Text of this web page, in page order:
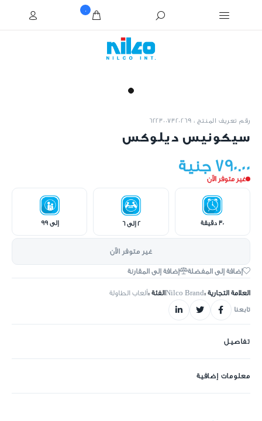
0
رقم تعريف المنتج : 6223007320269
سيكونيس ديلوكس
790.00 جنية
غير متوفر الآن
30 دقيقة 2 إلى 6 إلى 99
غير متوفر الآن
إضافة إلى المفضلة إضافة إلى المقارنة
العلامة التجارية :Nilco Brandالفئة :ألعاب الطاولة
تابعنا
تفاصيل
معلومات إضافية